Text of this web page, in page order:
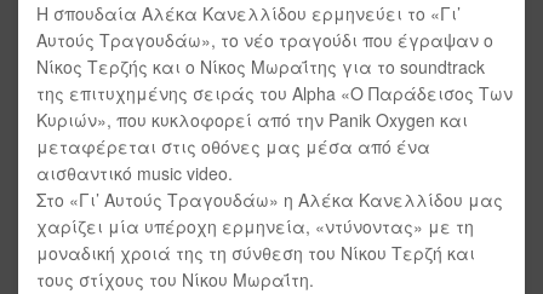
Η σπουδαία Αλέκα Κανελλίδου ερμηνεύει το «Γι’
Αυτούς Τραγουδάω», το νέο τραγούδι που έγραψαν ο
Νίκος Τερζής και ο Νίκος Μωραΐτης για το soundtrack
της επιτυχημένης σειράς του Alpha «Ο Παράδεισος Των
Κυριών», που κυκλοφορεί από την Panik Oxygen και
μεταφέρεται στις οθόνες μας μέσα από ένα
αισθαντικό music video.
Στο «Γι’ Αυτούς Τραγουδάω» η Αλέκα Κανελλίδου μας
χαρίζει μία υπέροχη ερμηνεία, «ντύνοντας» με τη
μοναδική χροιά της τη σύνθεση του Νίκου Τερζή και
τους στίχους του Νίκου Μωραΐτη.